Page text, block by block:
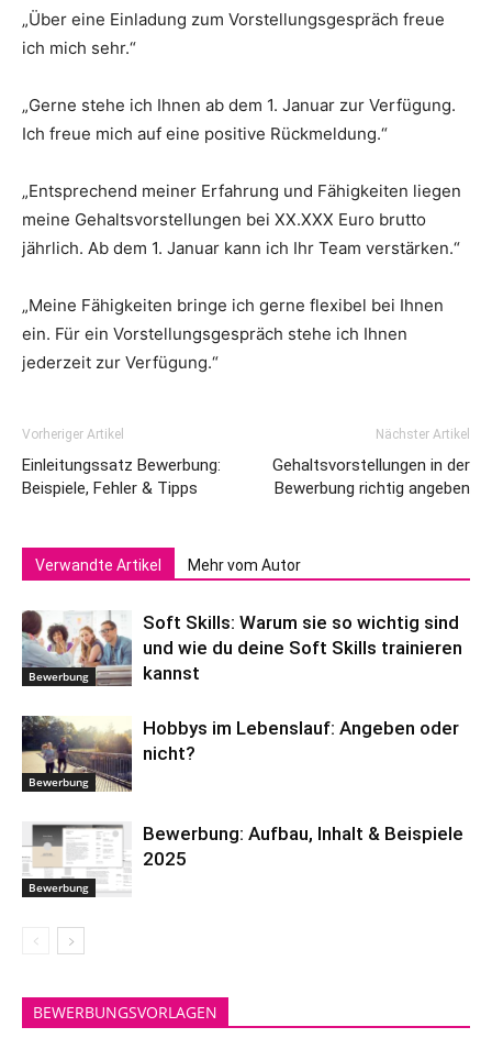
„Über eine Einladung zum Vorstellungsgespräch freue
ich mich sehr.“
„Gerne stehe ich Ihnen ab dem 1. Januar zur Verfügung.
Ich freue mich auf eine positive Rückmeldung.“
„Entsprechend meiner Erfahrung und Fähigkeiten liegen
meine Gehaltsvorstellungen bei XX.XXX Euro brutto
jährlich. Ab dem 1. Januar kann ich Ihr Team verstärken.“
„Meine Fähigkeiten bringe ich gerne flexibel bei Ihnen
ein. Für ein Vorstellungsgespräch stehe ich Ihnen
jederzeit zur Verfügung.“
Vorheriger Artikel
Einleitungssatz Bewerbung:
Beispiele, Fehler & Tipps
Nächster Artikel
Gehaltsvorstellungen in der
Bewerbung richtig angeben
Verwandte Artikel Mehr vom Autor
Bewerbung
Soft Skills: Warum sie so wichtig sind
und wie du deine Soft Skills trainieren
kannst
Bewerbung
Hobbys im Lebenslauf: Angeben oder
nicht?
Bewerbung
Bewerbung: Aufbau, Inhalt & Beispiele
2025
BEWERBUNGSVORLAGEN